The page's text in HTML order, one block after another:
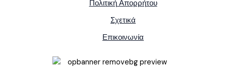
Πολιτική Απορρήτου
Σχετικά
Επικοινωνία